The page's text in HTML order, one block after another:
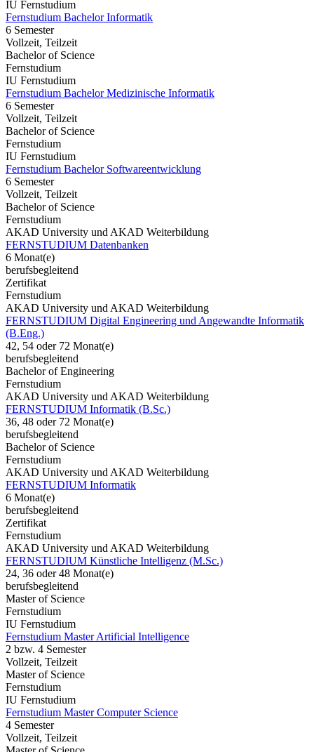
IU Fernstudium
Fernstudium Bachelor Informatik
6 Semester
Vollzeit, Teilzeit
Bachelor of Science
Fernstudium
IU Fernstudium
Fernstudium Bachelor Medizinische Informatik
6 Semester
Vollzeit, Teilzeit
Bachelor of Science
Fernstudium
IU Fernstudium
Fernstudium Bachelor Softwareentwicklung
6 Semester
Vollzeit, Teilzeit
Bachelor of Science
Fernstudium
AKAD University und AKAD Weiterbildung
FERNSTUDIUM Datenbanken
6 Monat(e)
berufsbegleitend
Zertifikat
Fernstudium
AKAD University und AKAD Weiterbildung
FERNSTUDIUM Digital Engineering und Angewandte Informatik
(B.Eng.)
42, 54 oder 72 Monat(e)
berufsbegleitend
Bachelor of Engineering
Fernstudium
AKAD University und AKAD Weiterbildung
FERNSTUDIUM Informatik (B.Sc.)
36, 48 oder 72 Monat(e)
berufsbegleitend
Bachelor of Science
Fernstudium
AKAD University und AKAD Weiterbildung
FERNSTUDIUM Informatik
6 Monat(e)
berufsbegleitend
Zertifikat
Fernstudium
AKAD University und AKAD Weiterbildung
FERNSTUDIUM Künstliche Intelligenz (M.Sc.)
24, 36 oder 48 Monat(e)
berufsbegleitend
Master of Science
Fernstudium
IU Fernstudium
Fernstudium Master Artificial Intelligence
2 bzw. 4 Semester
Vollzeit, Teilzeit
Master of Science
Fernstudium
IU Fernstudium
Fernstudium Master Computer Science
4 Semester
Vollzeit, Teilzeit